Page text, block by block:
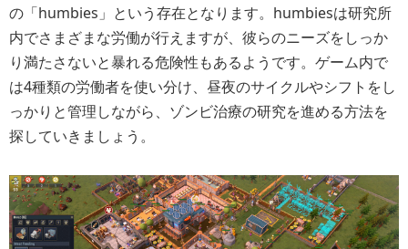
の「humbies」という存在となります。humbiesは研究所
内でさまざまな労働が行えますが、彼らのニーズをしっか
り満たさないと暴れる危険性もあるようです。ゲーム内で
は4種類の労働者を使い分け、昼夜のサイクルやシフトをし
っかりと管理しながら、ゾンビ治療の研究を進める方法を
探していきましょう。